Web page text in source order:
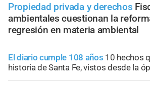
Propiedad privada y derechos
ambientales cuestionan la
regresión en materia ambiental
El diario cumple 108 años 10 hechos
historia de Santa Fe, vistos desde la